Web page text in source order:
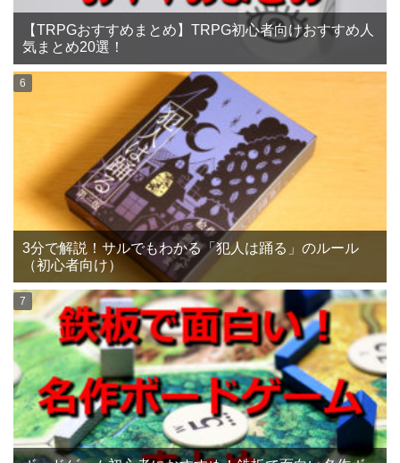
【TRPGおすすめまとめ】TRPG初心者向けおすすめ人
気まとめ20選！
3分で解説！サルでもわかる「犯人は踊る」のルール
（初心者向け）